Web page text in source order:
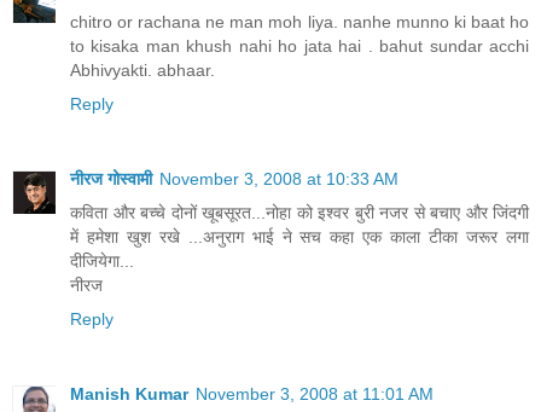
chitro or rachana ne man moh liya. nanhe munno ki baat ho
to kisaka man khush nahi ho jata hai . bahut sundar acchi
Abhivyakti. abhaar.
Reply
नीरज गोस्वामी November 3, 2008 at 10:33 AM
कविता और बच्चे दोनों खूबसूरत...नोहा को इश्वर बुरी नजर से बचाए और जिंदगी
में हमेशा खुश रखे ...अनुराग भाई ने सच कहा एक काला टीका जरूर लगा
दीजियेगा...
नीरज
Reply
Manish Kumar November 3, 2008 at 11:01 AM